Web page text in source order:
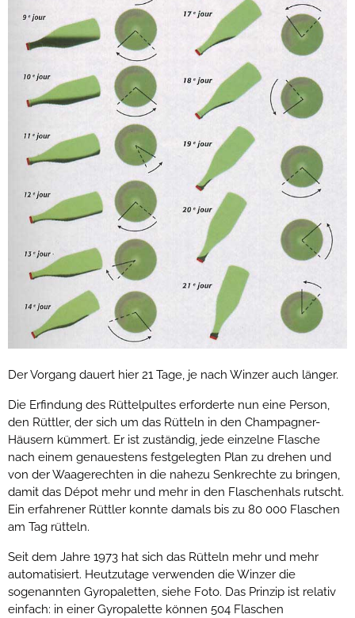
Der Vorgang dauert hier 21 Tage, je nach Winzer auch länger.
Die Erfindung des Rüttelpultes erforderte nun eine Person,
den Rüttler, der sich um das Rütteln in den Champagner-
Häusern kümmert. Er ist zuständig, jede einzelne Flasche
nach einem genauestens festgelegten Plan zu drehen und
von der Waagerechten in die nahezu Senkrechte zu bringen,
damit das Dépot mehr und mehr in den Flaschenhals rutscht.
Ein erfahrener Rüttler konnte damals bis zu 80 000 Flaschen
am Tag rütteln.
Seit dem Jahre 1973 hat sich das Rütteln mehr und mehr
automatisiert. Heutzutage verwenden die Winzer die
sogenannten Gyropaletten, siehe Foto. Das Prinzip ist relativ
einfach: in einer Gyropalette können 504 Flaschen